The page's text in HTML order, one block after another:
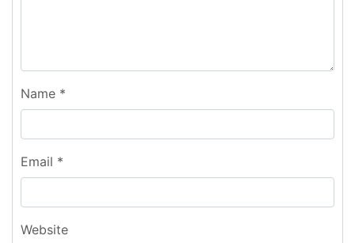
Name *
Email *
Website